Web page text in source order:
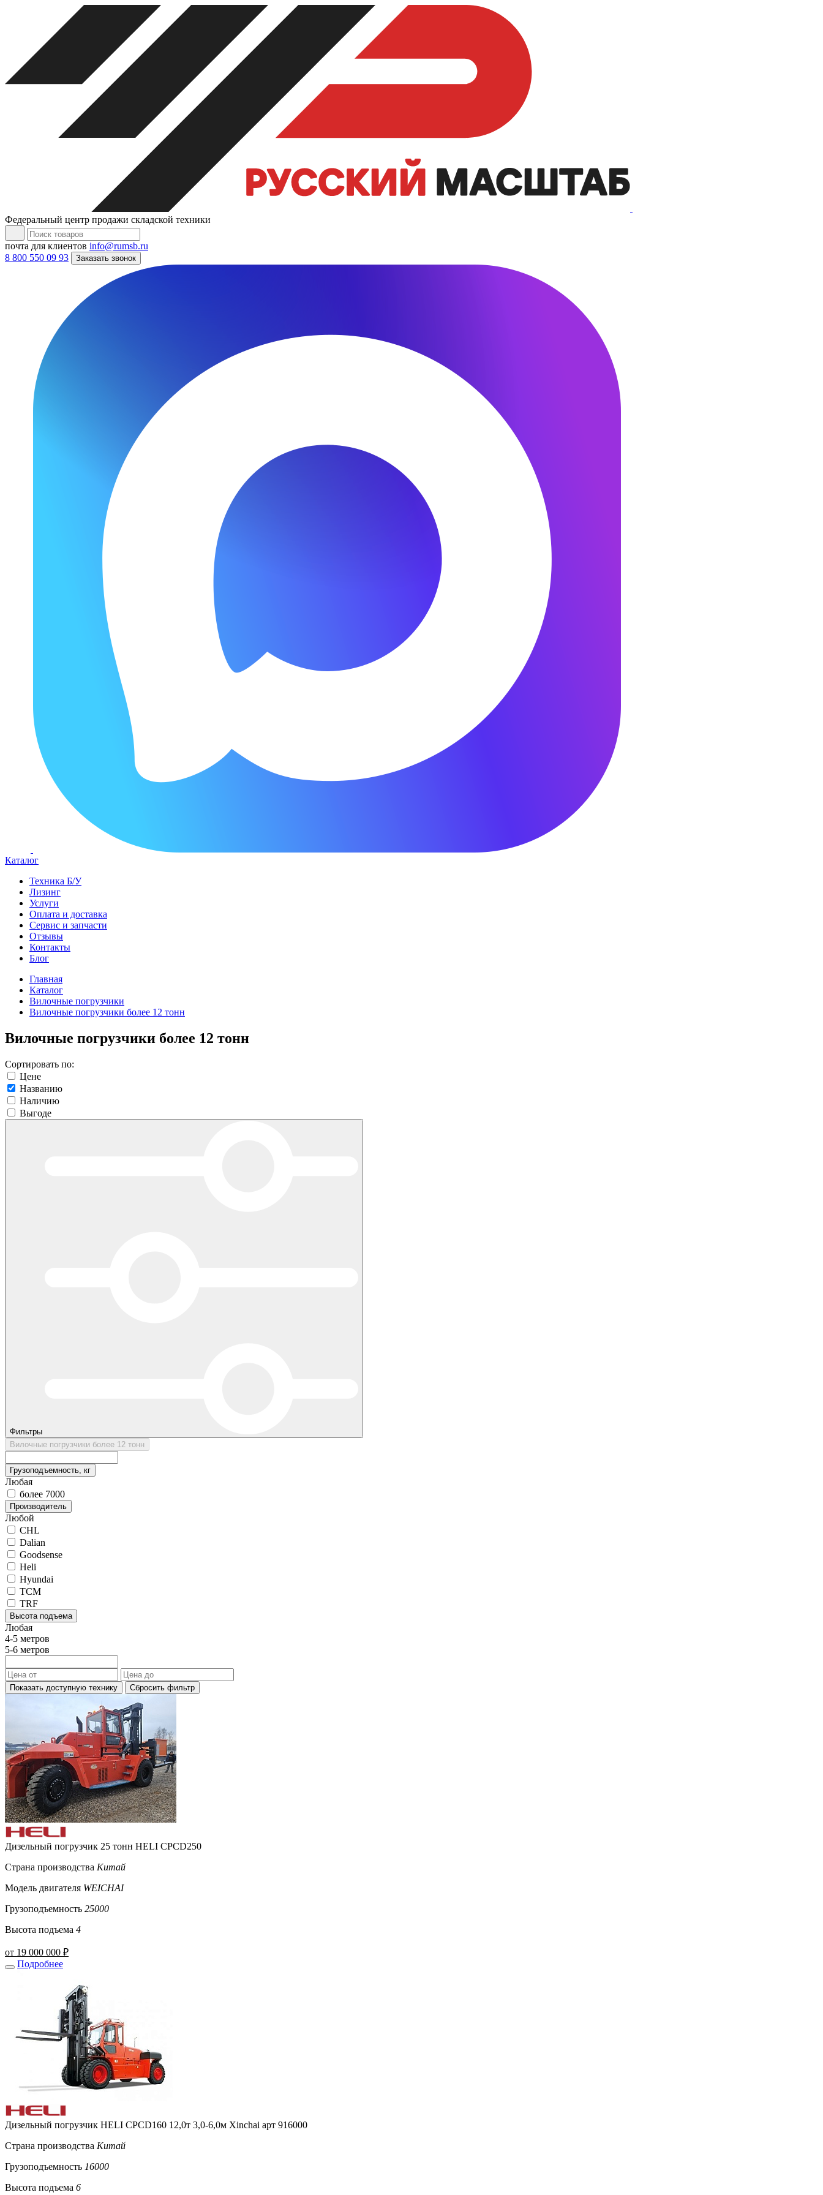
Федеральный центр продажи складской техники
почта для клиентов info@rumsb.ru
8 800 550 09 93
Заказать звонок
Каталог
Техника Б/У
Лизинг
Услуги
Оплата и доставка
Сервис и запчасти
Отзывы
Контакты
Блог
Главная
Каталог
Вилочные погрузчики
Вилочные погрузчики более 12 тонн
Вилочные погрузчики более 12 тонн
Сортировать по:
Цене
Названию
Наличию
Выгоде
Фильтры
Вилочные погрузчики более 12 тонн
Грузоподъемность, кг
Любая
более 7000
Производитель
Любой
CHL
Dalian
Goodsense
Heli
Hyundai
TCM
TRF
Высота подъема
Любая
4-5 метров
5-6 метров
Показать доступную технику Сбросить фильтр
Дизельный погрузчик 25 тонн HELI CPCD250
Страна производства Китай
Модель двигателя WEICHAI
Грузоподъемность 25000
Высота подъема 4
от 19 000 000 ₽
Подробнее
Дизельный погрузчик HELI CPCD160 12,0т 3,0-6,0м Xinchai арт 916000
Страна производства Китай
Грузоподъемность 16000
Высота подъема 6